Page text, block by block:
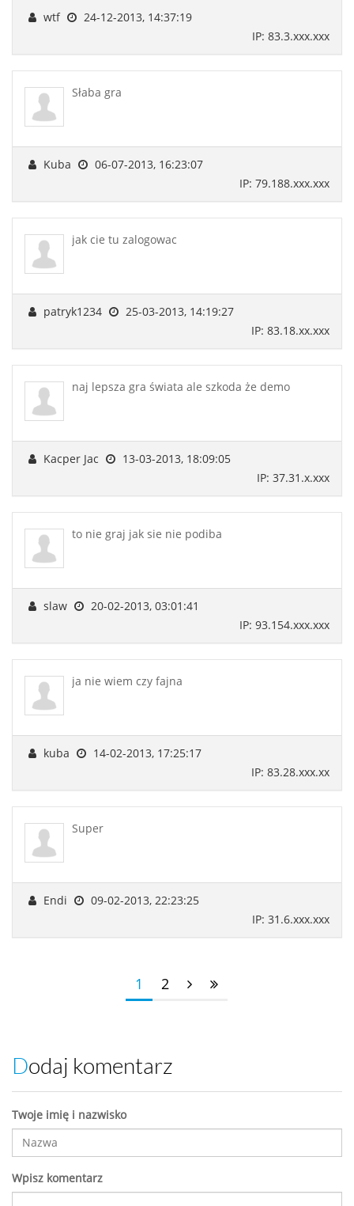
wtf
24-12-2013, 14:37:19
IP: 83.3.xxx.xxx
Słaba gra
Kuba
06-07-2013, 16:23:07
IP: 79.188.xxx.xxx
jak cie tu zalogowac
patryk1234
25-03-2013, 14:19:27
IP: 83.18.xx.xxx
naj lepsza gra świata ale szkoda że demo
Kacper Jac
13-03-2013, 18:09:05
IP: 37.31.x.xxx
to nie graj jak sie nie podiba
slaw
20-02-2013, 03:01:41
IP: 93.154.xxx.xxx
ja nie wiem czy fajna
kuba
14-02-2013, 17:25:17
IP: 83.28.xxx.xx
Super
Endi
09-02-2013, 22:23:25
IP: 31.6.xxx.xxx
1 2
Dodaj komentarz
Twoje imię i nazwisko
Wpisz komentarz